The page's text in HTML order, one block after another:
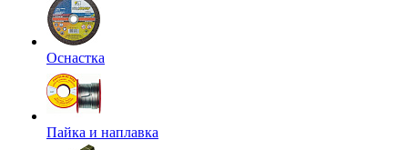
Оснастка
Пайка и наплавка